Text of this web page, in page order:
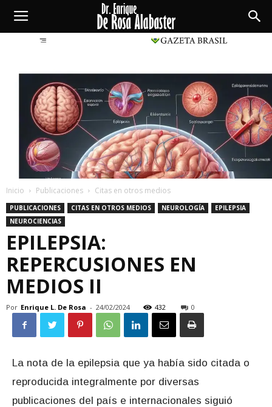
Enrique
Alabaster
Inicio Publicaciones Citas en otros medios
PUBLICACIONES CITAS EN OTROS MEDIOS NEUROLOGÍA
EPILEPSIA
NEUROCIENCIAS
EPILEPSIA:
REPERCUSIONES EN
MEDIOS II
Por Enrique L. De Rosa - 24/02/2024 432 0
La nota de la epilepsia que ya había sido citada o
reproducida integralmente por diversas
publicaciones del país e internacionales siguió